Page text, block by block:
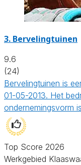
3. Bervelingtuinen
9.6
(24)
Bervelingtuinen is
01-05-2013. Het
ondernemingsvorm
Top Score 2026
Werkgebied